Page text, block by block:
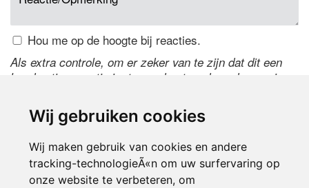
Wij gebruiken cookies
Wij maken gebruik van cookies en andere
tracking-technologieÃ«n om uw surfervaring op
onze website te verbeteren, om
Hou me op de hoogte bij reacties.
Als extra controle, om er zeker van te zijn dat dit een
handmatige reactie is, typ onderstaande code over in
de code te wijzigen.